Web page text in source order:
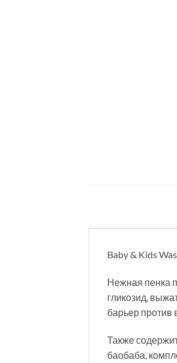
Baby & Kids
Нежная пенка
гликозид,
барьер против
Также
баобаба,